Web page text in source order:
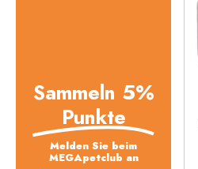
Sammeln 5%
Punkte
Melden Sie beim
MEGApetclub an